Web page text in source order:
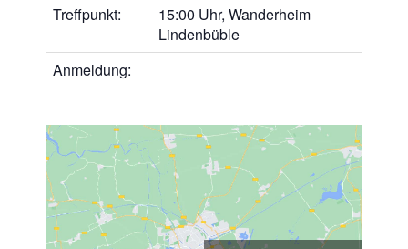
Treffpunkt:
15:00 Uhr, Wanderheim
Lindenbüble
Anmeldung: